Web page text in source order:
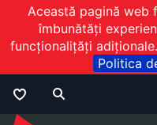
Această pagină web
îmbunătăți
funcționalițăți adiționale.
Politica